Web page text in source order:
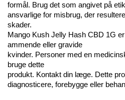
formål. Brug det som angivet på
ansvarlige for misbrug, der
skader.
Mango Kush Jelly Hash CBD 1G
ammende eller gravide
kvinder. Personer med en
bruge dette
produkt. Kontakt din læge. Dette
diagnosticere, forebygge eller